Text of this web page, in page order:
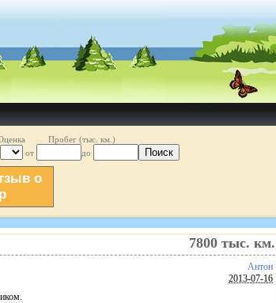
Пробег (тыс. км.)
Поиск
от до
о
7800 тыс. км.
Антон
2013-07-16